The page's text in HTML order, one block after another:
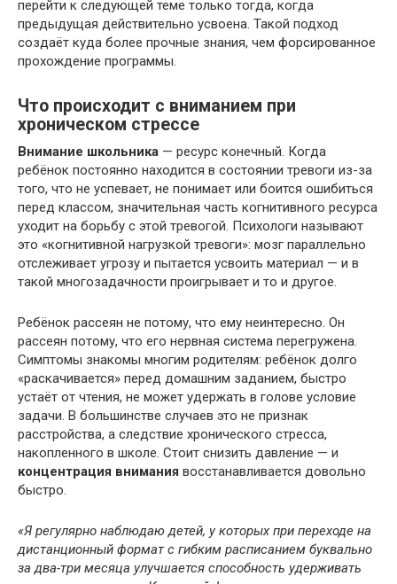
перейти к следующей теме только тогда, когда
предыдущая действительно усвоена. Такой подход
создаёт куда более прочные знания, чем форсированное
прохождение программы.
Что происходит с вниманием при
хроническом стрессе
Внимание школьника — ресурс конечный. Когда
ребёнок постоянно находится в состоянии тревоги из-за
того, что не успевает, не понимает или боится ошибиться
перед классом, значительная часть когнитивного ресурса
уходит на борьбу с этой тревогой. Психологи называют
это «когнитивной нагрузкой тревоги»: мозг параллельно
отслеживает угрозу и пытается усвоить материал — и в
такой многозадачности проигрывает и то и другое.
Ребёнок рассеян не потому, что ему неинтересно. Он
рассеян потому, что его нервная система перегружена.
Симптомы знакомы многим родителям: ребёнок долго
«раскачивается» перед домашним заданием, быстро
устаёт от чтения, не может удержать в голове условие
задачи. В большинстве случаев это не признак
расстройства, а следствие хронического стресса,
накопленного в школе. Стоит снизить давление — и
концентрация внимания восстанавливается довольно
быстро.
«Я регулярно наблюдаю детей, у которых при переходе на
дистанционный формат с гибким расписанием буквально
за два-три месяца улучшается способность удерживать